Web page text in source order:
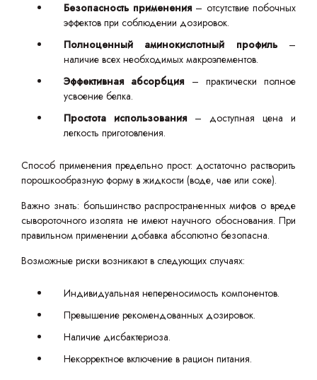
Безопасность применения– отсутствие побочных
эффектов при соблюдении дозировок.
Полноценный аминокислотный профиль–
наличие всех необходимых макроэлементов.
Эффективная абсорбция– практически полное
усвоение белка.
Простота использования– доступная цена и
легкость приготовления.
Способ применения предельно прост: достаточно растворить
порошкообразную форму в жидкости (воде, чае или соке).
Важно знать: большинство распространенных мифов о вреде
сывороточного изолята не имеют научного обоснования. При
правильном применении добавка абсолютно безопасна.
Возможные риски возникают в следующих случаях:
Индивидуальная непереносимость компонентов.
Превышение рекомендованных дозировок.
Наличие дисбактериоза.
Некорректное включение в рацион питания.